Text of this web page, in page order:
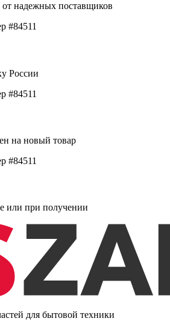
от надежных поставщиков
России
на новый товар
или при получении
для бытовой техники